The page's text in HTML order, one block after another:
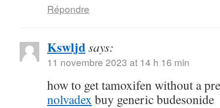
Répondre
Kswljdsays:
11 novembre 2023 at 14 h 16 min
how to get tamoxifen without a
nolvadex buy generic budesonide